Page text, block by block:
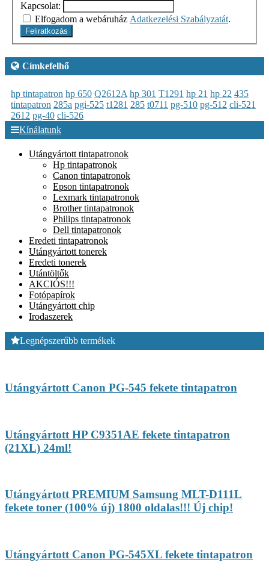
Kapcsolat:
Elfogadom a webáruház Adatkezelési Szabályzatát.
Feliratkozás
Címkefelhő
hp tintapatron hp 650 Q2612A hp 301 T1291 hp 21 hp 22 435
tintapatron 285a pgi-525 t1281 285 t0711 pg-510 pg-512 cli-521
2612 pg-40 cli-526
Kínálatunk
Utángyártott tintapatronok
Hp tintapatronok
Canon tintapatronok
Epson tintapatronok
Lexmark tintapatronok
Brother tintapatronok
Philips tintapatronok
Dell tintapatronok
Eredeti tintapatronok
Utángyártott tonerek
Eredeti tonerek
Utántöltők
AKCIÓS!!!
Fotópapírok
Utángyártott chip
Irodaszerek
Legnépszerűbb termékek
Utángyártott Canon PG-545 fekete tintapatron
Utángyártott HP C9351AE fekete tintapatron
(21XL) 24ml!
Utángyártott PREMIUM Samsung MLT-D111L
fekete toner (100% új) 1800 oldalas!!! Új chip!
Utángyártott Canon PG-545XL fekete tintapatron